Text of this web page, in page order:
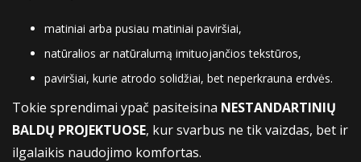
matiniai arba pusiau matiniai paviršiai,
natūralios ar natūralumą imituojančios tekstūros,
paviršiai, kurie atrodo solidžiai, bet neperkrauna erdvės.
Tokie sprendimai ypač pasiteisina NESTANDARTINIŲ
BALDŲ PROJEKTUOSE, kur svarbus ne tik vaizdas, bet ir
ilgalaikis naudojimo komfortas.